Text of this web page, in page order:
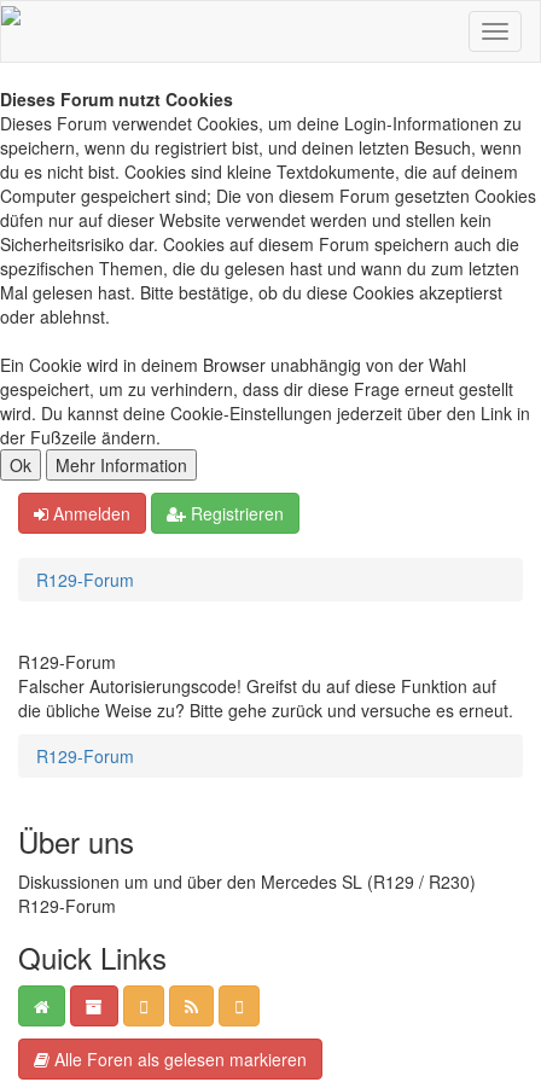
Dieses Forum nutzt Cookies
Dieses Forum verwendet Cookies, um deine Login-Informationen zu
speichern, wenn du registriert bist, und deinen letzten Besuch, wenn
du es nicht bist. Cookies sind kleine Textdokumente, die auf deinem
Computer gespeichert sind; Die von diesem Forum gesetzten Cookies
düfen nur auf dieser Website verwendet werden und stellen kein
Sicherheitsrisiko dar. Cookies auf diesem Forum speichern auch die
spezifischen Themen, die du gelesen hast und wann du zum letzten
Mal gelesen hast. Bitte bestätige, ob du diese Cookies akzeptierst
oder ablehnst.
Ein Cookie wird in deinem Browser unabhängig von der Wahl
gespeichert, um zu verhindern, dass dir diese Frage erneut gestellt
wird. Du kannst deine Cookie-Einstellungen jederzeit über den Link in
der Fußzeile ändern.
Anmelden Registrieren
R129-Forum
R129-Forum
Falscher Autorisierungscode! Greifst du auf diese Funktion auf
die übliche Weise zu? Bitte gehe zurück und versuche es erneut.
R129-Forum
Über uns
Diskussionen um und über den Mercedes SL (R129 / R230)
R129-Forum
Quick Links
Alle Foren als gelesen markieren